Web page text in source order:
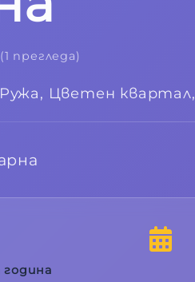
(1 прегледа)
Ружа, Цветен квартал,
година